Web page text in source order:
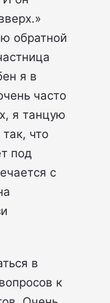
обратной
я в
часто
я танцую
что
под
с
в
к